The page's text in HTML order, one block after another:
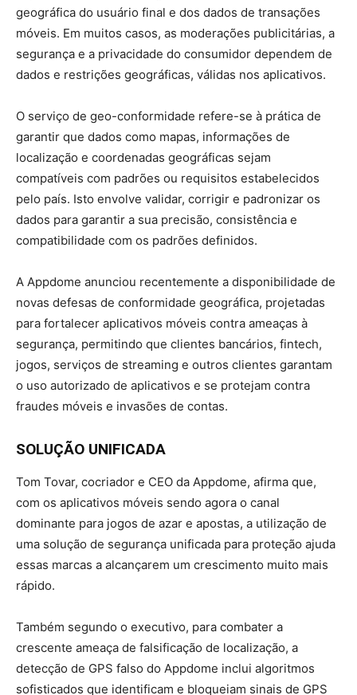
geográfica do usuário final e dos dados de transações
móveis. Em muitos casos, as moderações publicitárias, a
segurança e a privacidade do consumidor dependem de
dados e restrições geográficas, válidas nos aplicativos.
O serviço de geo-conformidade refere-se à prática de
garantir que dados como mapas, informações de
localização e coordenadas geográficas sejam
compatíveis com padrões ou requisitos estabelecidos
pelo país. Isto envolve validar, corrigir e padronizar os
dados para garantir a sua precisão, consistência e
compatibilidade com os padrões definidos.
A Appdome anunciou recentemente a disponibilidade de
novas defesas de conformidade geográfica, projetadas
para fortalecer aplicativos móveis contra ameaças à
segurança, permitindo que clientes bancários, fintech,
jogos, serviços de streaming e outros clientes garantam
o uso autorizado de aplicativos e se protejam contra
fraudes móveis e invasões de contas.
SOLUÇÃO UNIFICADA
Tom Tovar, cocriador e CEO da Appdome, afirma que,
com os aplicativos móveis sendo agora o canal
dominante para jogos de azar e apostas, a utilização de
uma solução de segurança unificada para proteção ajuda
essas marcas a alcançarem um crescimento muito mais
rápido.
Também segundo o executivo, para combater a
crescente ameaça de falsificação de localização, a
detecção de GPS falso do Appdome inclui algoritmos
sofisticados que identificam e bloqueiam sinais de GPS